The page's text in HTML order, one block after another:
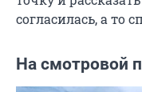
согласилась, а то
На смотровой